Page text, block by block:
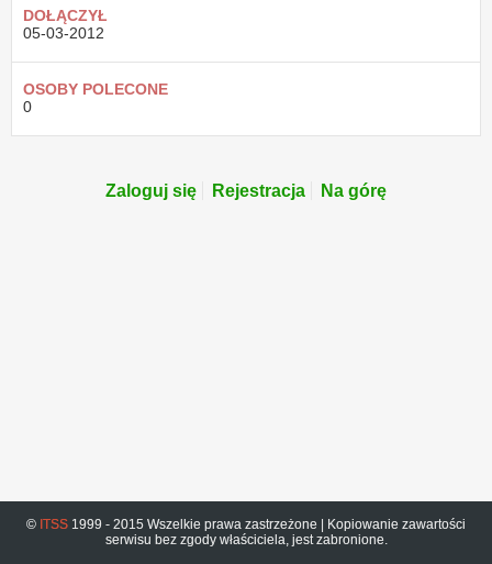
DOŁĄCZYŁ
05-03-2012
OSOBY POLECONE
0
Zaloguj się Rejestracja Na górę
© ITSS 1999 - 2015 Wszelkie prawa zastrzeżone | Kopiowanie zawartości
serwisu bez zgody właściciela, jest zabronione.